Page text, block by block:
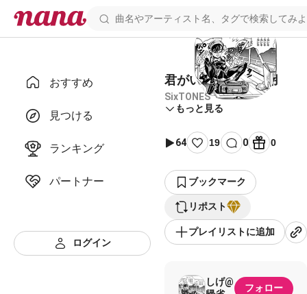
おすすめ
見つける
ランキング
パートナー
ログイン
君がいない コラボ用
SixTONES
もっと見る
64 19 0 0
ブックマーク
リポスト
プレイリストに追加
しげ@
フォロー